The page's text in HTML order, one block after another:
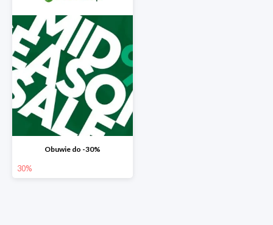
Obuwie do -30%
30%